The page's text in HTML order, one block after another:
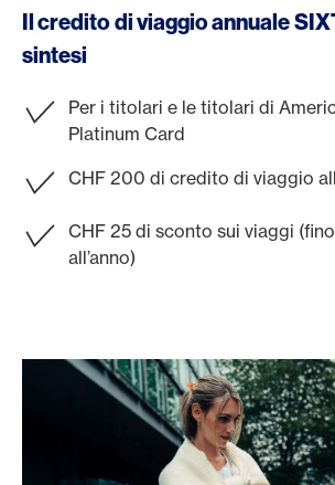
Il credito di viaggio annuale
sintesi
Per i titolari e le titolari di
Platinum Card
CHF 200 di credito di viaggio
CHF 25 di sconto sui viaggi
all’anno)